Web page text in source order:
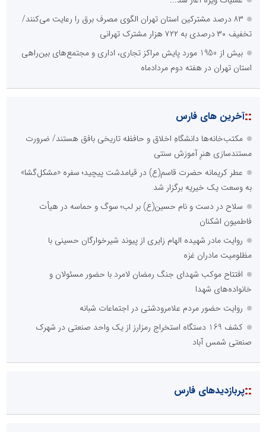
۸۳ درصد مشترکین استان تهران الگوی مصرف برق را رعایت می‌کنند/
تخفیف ۳۰ درصدی به ۷۲۲ هزار مشترک تهرانی
بیش از 1950 مورد پایش مراکز تجاری، اداری و مجتمع‌های بین‌راهی
استان تهران در هفته دوم مردادماه
::آخرین های فارس
مکتب‌خانه‌ها دانشگاهِ اخلاق و حافظه تاریخی بافق هستند/ ضرورت
مستندسازی هنرِ آموزش سنتی
عطر کریمانه حضرت قاسم(ع) در قیامدشت پیچید؛ سفره «مشکل‌گشا»
به وسعت یک خیریه برگزار شد
سلاح در دست و نام حسین(ع) بر لب؛ سوگ و حماسه در هیأت
فاطمیون اشکنان
روایت مادر شهیده الهام زایری از پیوند شیرخوارگان حسینی با
مظلومیت مادران غزه
افتتاح موکب شهدای جنگ رمضان لامرد با حضور مسئولان و
خانواده‌های شهدا
روایت حضور مردم علامرودشتی در اجتماعات شبانه
کشف 169 دستگاه استخراج رمزارز از یک واحد صنعتی در شهرک
صنعتی شمس آباد
::پربازدیدهای فارس